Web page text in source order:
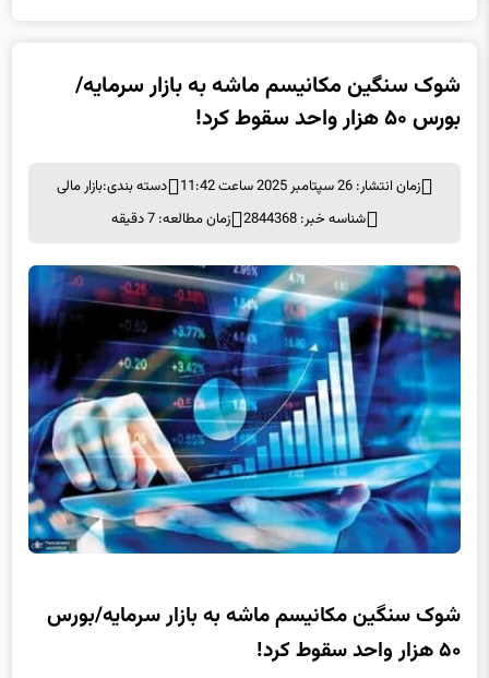
شوک سنگین مکانیسم ماشه به بازار سرمایه/
بورس ۵۰ هزار واحد سقوط کرد!
زمان انتشار: 26 سپتامبر 2025 ساعت 11:42 دسته بندی:بازار مالی
شناسه خبر: 2844368
زمان مطالعه: 7 دقیقه
شوک سنگین مکانیسم ماشه به بازار سرمایه/بورس
۵۰ هزار واحد سقوط کرد!